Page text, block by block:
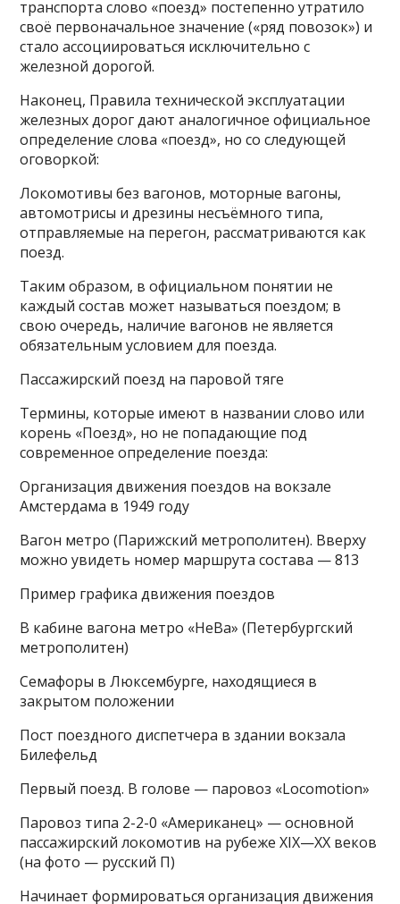
транспорта слово «поезд» постепенно утратило
своё первоначальное значение («ряд повозок») и
стало ассоциироваться исключительно с
железной дорогой.
Наконец, Правила технической эксплуатации
железных дорог дают аналогичное официальное
определение слова «поезд», но со следующей
оговоркой:
Локомотивы без вагонов, моторные вагоны,
автомотрисы и дрезины несъёмного типа,
отправляемые на перегон, рассматриваются как
поезд.
Таким образом, в официальном понятии не
каждый состав может называться поездом; в
свою очередь, наличие вагонов не является
обязательным условием для поезда.
Пассажирский поезд на паровой тяге
Термины, которые имеют в названии слово или
корень «Поезд», но не попадающие под
современное определение поезда:
Организация движения поездов на вокзале
Амстердама в 1949 году
Вагон метро (Парижский метрополитен). Вверху
можно увидеть номер маршрута состава — 813
Пример графика движения поездов
В кабине вагона метро «НеВа» (Петербургский
метрополитен)
Семафоры в Люксембурге, находящиеся в
закрытом положении
Пост поездного диспетчера в здании вокзала
Билефельд
Первый поезд. В голове — паровоз «Locomotion»
Паровоз типа 2-2-0 «Американец» — основной
пассажирский локомотив на рубеже XIX—XX веков
(на фото — русский П)
Начинает формироваться организация движения